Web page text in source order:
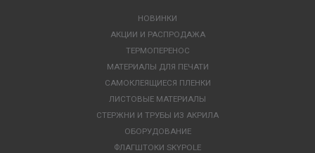
НОВИНКИ
АКЦИИ И РАСПРОДАЖА
ТЕРМОПЕРЕНОС
МАТЕРИАЛЫ ДЛЯ ПЕЧАТИ
САМОКЛЕЯЩИЕСЯ ПЛЕНКИ
ЛИСТОВЫЕ МАТЕРИАЛЫ
СТЕРЖНИ И ТРУБЫ ИЗ АКРИЛА
ОБОРУДОВАНИЕ
ФЛАГШТОКИ SKYPOLE